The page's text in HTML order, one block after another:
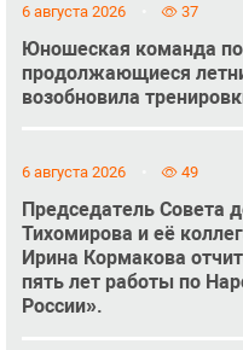
6 августа 2026 37
Юношеская команда
продолжающиеся
возобновила
6 августа 2026 49
Председатель Совета
Тихомирова и её
Ирина Кормакова
пять лет работы по
России».